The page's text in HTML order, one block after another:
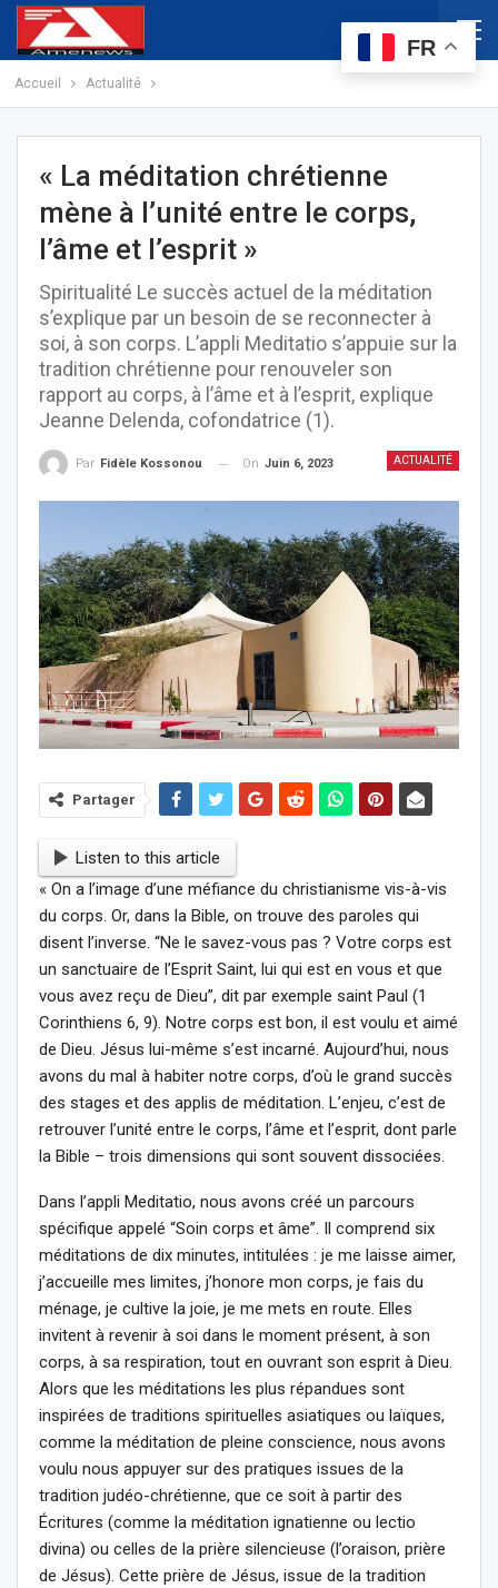
Accueil Actualité
« La méditation chrétienne
mène à l’unité entre le corps,
l’âme et l’esprit »
Spiritualité Le succès actuel de la méditation
s’explique par un besoin de se reconnecter à
soi, à son corps. L’appli Meditatio s’appuie sur la
tradition chrétienne pour renouveler son
rapport au corps, à l’âme et à l’esprit, explique
Jeanne Delenda, cofondatrice (1).
ACTUALITÉ
Par Fidèle Kossonou On Juin 6, 2023
Partager
Listen to this article
« On a l’image d’une méfiance du christianisme vis-à-vis
du corps. Or, dans la Bible, on trouve des paroles qui
disent l’inverse. “Ne le savez-vous pas ? Votre corps est
un sanctuaire de l’Esprit Saint, lui qui est en vous et que
vous avez reçu de Dieu”, dit par exemple saint Paul (1
Corinthiens 6, 9). Notre corps est bon, il est voulu et aimé
de Dieu. Jésus lui-même s’est incarné. Aujourd’hui, nous
avons du mal à habiter notre corps, d’où le grand succès
des stages et des applis de méditation. L’enjeu, c’est de
retrouver l’unité entre le corps, l’âme et l’esprit, dont parle
la Bible – trois dimensions qui sont souvent dissociées.
Dans l’appli Meditatio, nous avons créé un parcours
spécifique appelé “Soin corps et âme”. Il comprend six
méditations de dix minutes, intitulées : je me laisse aimer,
j’accueille mes limites, j’honore mon corps, je fais du
ménage, je cultive la joie, je me mets en route. Elles
invitent à revenir à soi dans le moment présent, à son
corps, à sa respiration, tout en ouvrant son esprit à Dieu.
Alors que les méditations les plus répandues sont
inspirées de traditions spirituelles asiatiques ou laïques,
comme la méditation de pleine conscience, nous avons
voulu nous appuyer sur des pratiques issues de la
tradition judéo-chrétienne, que ce soit à partir des
Écritures (comme la méditation ignatienne ou lectio
divina) ou celles de la prière silencieuse (l’oraison, prière
de Jésus). Cette prière de Jésus, issue de la tradition
FR